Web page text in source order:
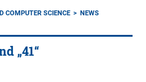
COMPUTER SCIENCE
NEWS
„41“